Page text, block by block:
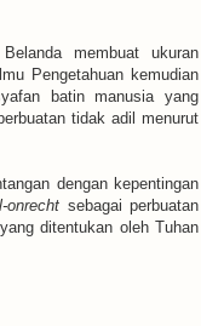
membuat ukuran
Pengetahuan kemudian
batin manusia yang
tidak adil menurut
dengan kepentingan
onrecht sebagai perbuatan
ditentukan oleh Tuhan